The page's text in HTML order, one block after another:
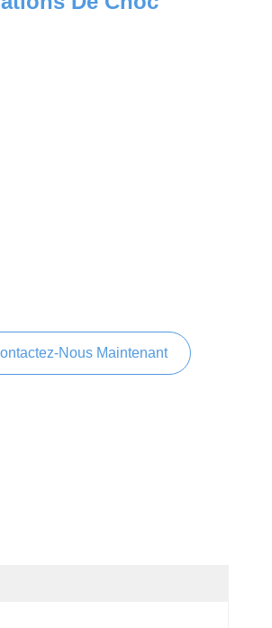
Nous Maintenant